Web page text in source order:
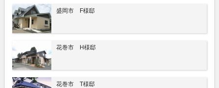
盛岡市 F様邸
花巻市 H様邸
花巻市 T様邸